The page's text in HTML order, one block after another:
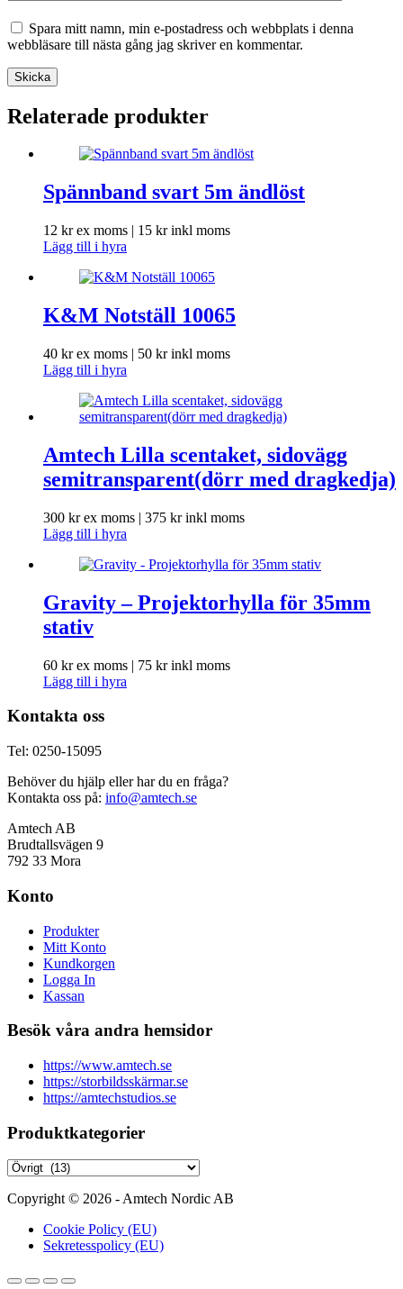
Spara mitt namn, min e-postadress och webbplats i denna
webbläsare till nästa gång jag skriver en kommentar.
Skicka
Relaterade produkter
Spännband svart 5m ändlöst
12 krex moms | 15 krinkl moms
Lägg till i hyra
K&M Notställ 10065
40 krex moms | 50 krinkl moms
Lägg till i hyra
Amtech Lilla scentaket, sidovägg
semitransparent(dörr med dragkedja)
300 krex moms | 375 krinkl moms
Lägg till i hyra
Gravity – Projektorhylla för 35mm
stativ
60 krex moms | 75 krinkl moms
Lägg till i hyra
Kontakta oss
Tel: 0250-15095
Behöver du hjälp eller har du en fråga?
Kontakta oss på: info@amtech.se
Amtech AB
Brudtallsvägen 9
792 33 Mora
Konto
Produkter
Mitt Konto
Kundkorgen
Logga In
Kassan
Besök våra andra hemsidor
https://www.amtech.se
https://storbildsskärmar.se
https://amtechstudios.se
Produktkategorier
Copyright © 2026 - Amtech Nordic AB
Cookie Policy (EU)
Sekretesspolicy (EU)